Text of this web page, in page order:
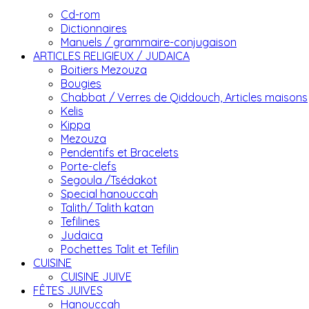
Cd-rom
Dictionnaires
Manuels / grammaire-conjugaison
ARTICLES RELIGIEUX / JUDAICA
Boitiers Mezouza
Bougies
Chabbat / Verres de Qiddouch, Articles maisons
Kelis
Kippa
Mezouza
Pendentifs et Bracelets
Porte-clefs
Segoula /Tsédakot
Special hanouccah
Talith/ Talith katan
Tefilines
Judaica
Pochettes Talit et Tefilin
CUISINE
CUISINE JUIVE
FÊTES JUIVES
Hanouccah